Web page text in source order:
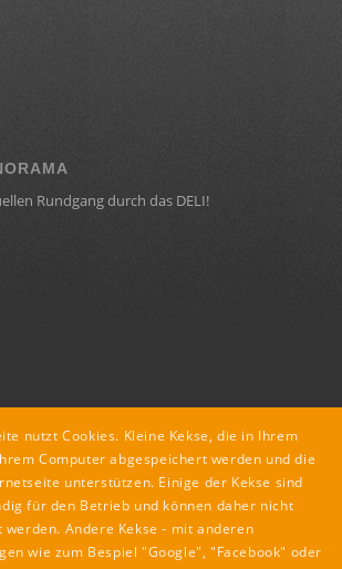
Rundgang durch das DELI!
: restaurant
nutzt Cookies. Kleine Kekse, die in Ihrem
Computer abgespeichert werden und die
unterstützen. Einige der Kekse sind
für den Betrieb und können daher nicht
werden. Andere Kekse - mit anderen
wie zum Bespiel "Google", "Facebook" oder